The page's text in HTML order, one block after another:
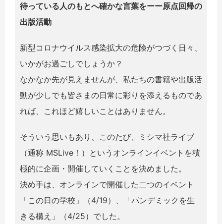
待っている人のもとへ確かな言葉をーー原点回帰の
出版活動
新型コロナウイルス感染拡大の危険がつづく日々、
いかがお過ごしでしょうか？
なかなか先が見えませんが、私たちの書籍や出版活
動が少しでも皆さまの日常に彩りを添えるものであ
れば、これほど嬉しいことはありません。
そういう思いもあり、このたび、ミシマ社ライブ
（通称 MSLive！）というオンラインイベントを積
極的に企画・開催していくことを決めました。
決め手は、オンラインで開催した二つのイベント
「この日の学校」（4/19）、「パンデミックを生
きる構え」（4/25）でした。